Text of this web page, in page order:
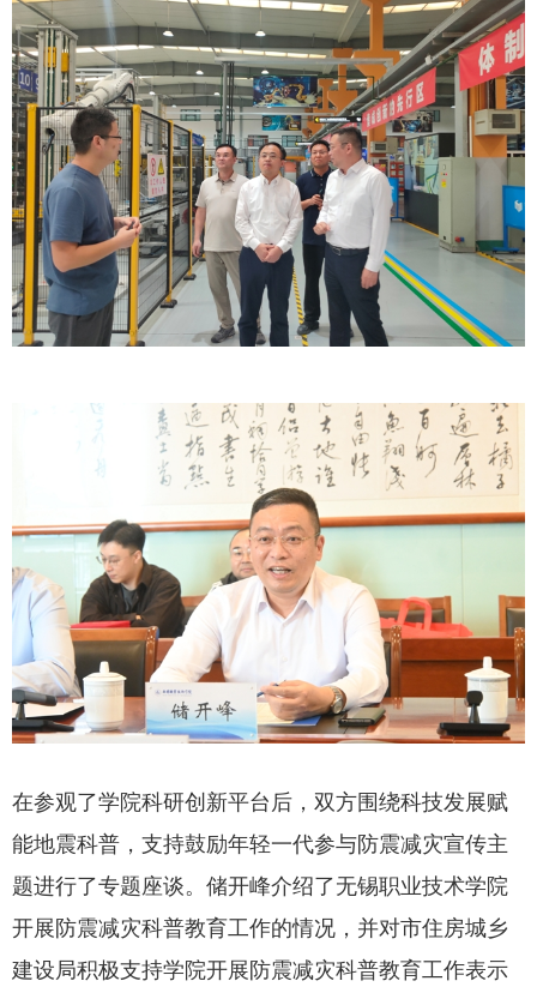
在参观了学院科研创新平台后，双方围绕科技发展赋
能地震科普，支持鼓励年轻一代参与防震减灾宣传主
题进行了专题座谈。储开峰介绍了无锡职业技术学院
开展防震减灾科普教育工作的情况，并对市住房城乡
建设局积极支持学院开展防震减灾科普教育工作表示